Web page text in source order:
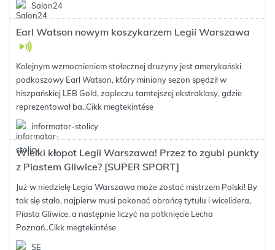
Salon24
Earl Watson nowym koszykarzem Legii Warszawa
Kolejnym wzmocnieniem stołecznej drużyny jest amerykański
podkoszowy Earl Watson, który miniony sezon spędził w
hiszpańskiej LEB Gold, zapleczu tamtejszej ekstraklasy, gdzie
reprezentował ba..Cikk megtekintése
informator-stolicy
Wielki kłopot Legii Warszawa! Przez to zgubi punkty
z Piastem Gliwice? [SUPER SPORT]
Już w niedzielę Legia Warszawa może zostać mistrzem Polski! By
tak się stało, najpierw musi pokonać obrońcę tytułu i wicelidera,
Piasta Gliwice, a następnie liczyć na potknięcie Lecha
Poznań..Cikk megtekintése
SE